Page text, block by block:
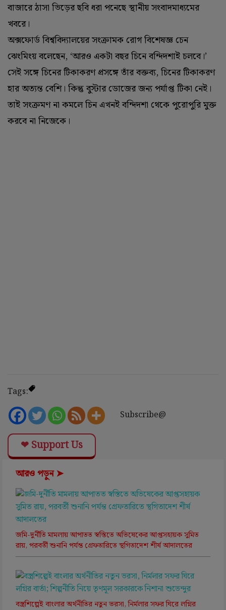
বাজারে ঠাসা ভিড়ের ছবি ধরা পনেছে স্থানীয় সংবাদমাধ্যমের
খবরে।
অক্সফোর্ড বিশ্ববিদ্যালয়ের সংক্রামক রোগ বিশেষজ্ঞ চেন
ঝেংমিংয় বলেছেন, ‘আরও একটা বছর চিনে বন্দিদশাই চলবে।’
সেই সঙ্গে চিনের টিকাকরণ প্রসঙ্গে তাঁর বক্তব্য, চিনের টিকাকরণ
হার অত্যন্ত বেশি। কিন্তু বুস্টার ডোজের জন্য পর্যাপ্ত টিকা নেই।
তাই সংক্রমণ না কমলে চিন এখনই বন্দিদশা থেকে পুরোপুরি মুক্ত
করবে না নিজেকে।
Tags:
Subscribe@
❤ Support Us
আরও পড়ুন ➤
জমি-দুর্নীতি মামলায় আপাতত স্বস্তিতে অভিষেকের আপ্তসহায়ক সুমিত
রায়, পরবর্তী শুনানি পর্যন্ত গ্রেফতারিতে স্থগিতাদেশ শীর্ষ আদালতের
বস্ত্রশিল্পেই বাংলার অর্থনীতির নতুন ভরসা, নির্মলার সফর ঘিরে লগ্নির